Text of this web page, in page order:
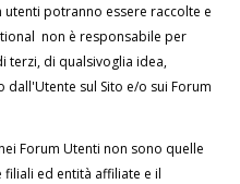
potranno essere raccolte e
non è responsabile per
terzi, di qualsivoglia idea,
sul Sito e/o sui Forum
Forum Utenti non sono quelle
filiali ed entità affiliate e il